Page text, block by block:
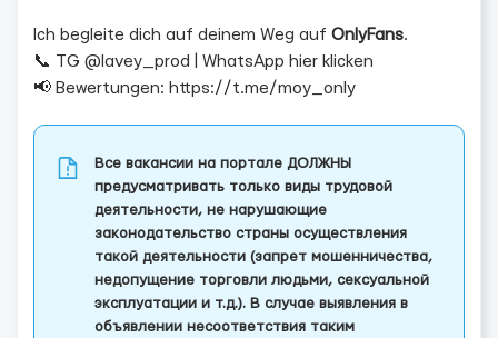
Ich begleite dich auf deinem Weg auf OnlyFans.
📞 TG @lavey_prod | WhatsApp hier klicken
📢 Bewertungen: https://t.me/moy_only
Все вакансии на портале ДОЛЖНЫ
предусматривать только виды трудовой
деятельности, не нарушающие
законодательство страны осуществления
такой деятельности (запрет мошенничества,
недопущение торговли людьми, сексуальной
эксплуатации и т.д.). В случае выявления в
объявлении несоответствия таким